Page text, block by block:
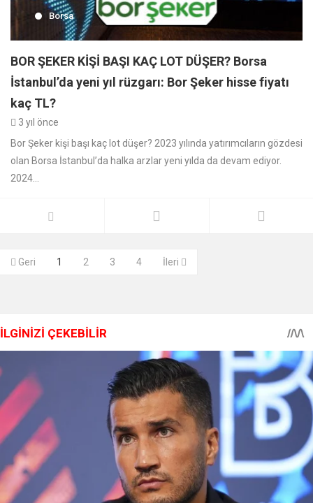
Borsa
BOR ŞEKER KİŞİ BAŞI KAÇ LOT DÜŞER? Borsa
İstanbul’da yeni yıl rüzgarı: Bor Şeker hisse fiyatı
kaç TL?
3 yıl önce
Bor Şeker kişi başı kaç lot düşer? 2023 yılında yatırımcıların gözdesi
olan Borsa İstanbul’da halka arzlar yeni yılda da devam ediyor.
2024...
Geri 1 2 3 4 İleri